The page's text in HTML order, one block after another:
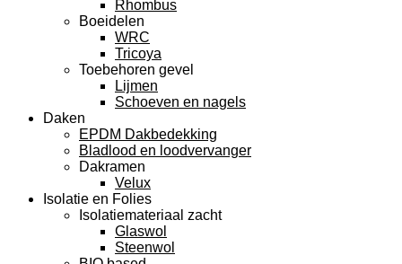
Rhombus
Boeidelen
WRC
Tricoya
Toebehoren gevel
Lijmen
Schoeven en nagels
Daken
EPDM Dakbedekking
Bladlood en loodvervanger
Dakramen
Velux
Isolatie en Folies
Isolatiemateriaal zacht
Glaswol
Steenwol